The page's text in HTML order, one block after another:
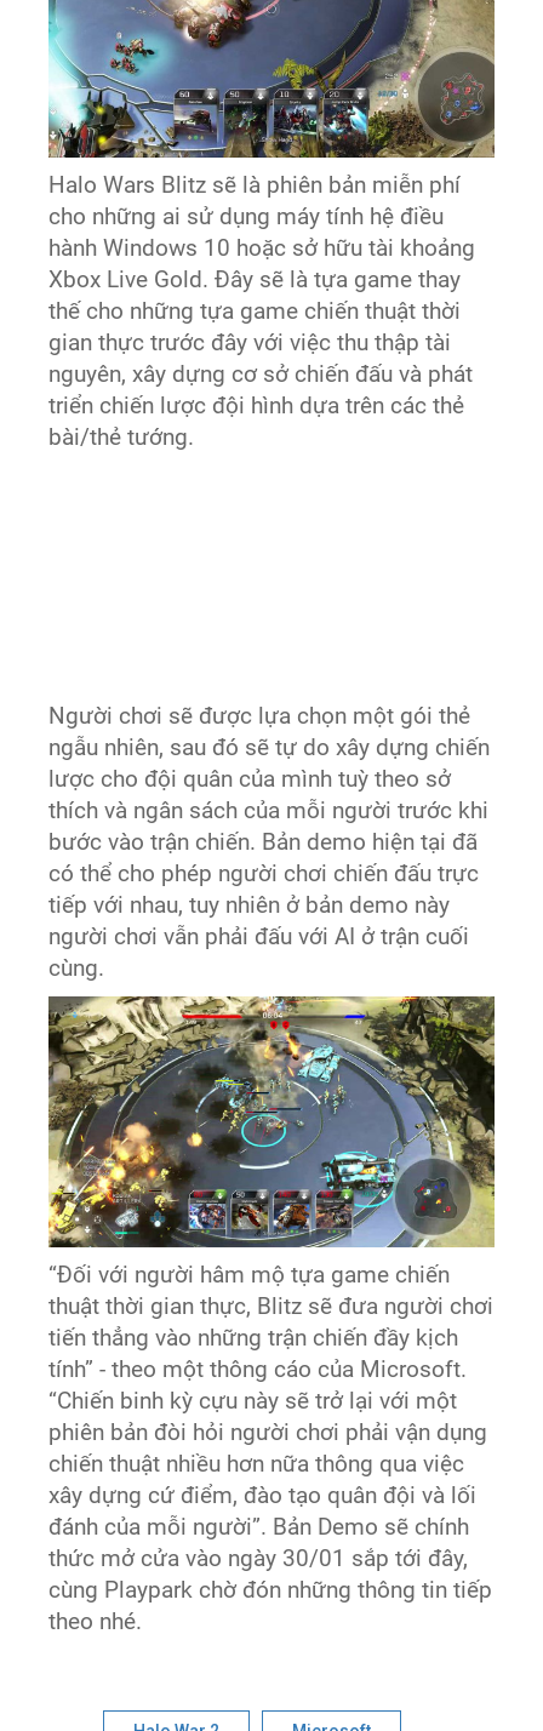
Halo Wars Blitz sẽ là phiên bản miễn phí
cho những ai sử dụng máy tính hệ điều
hành Windows 10 hoặc sở hữu tài khoảng
Xbox Live Gold. Đây sẽ là tựa game thay
thế cho những tựa game chiến thuật thời
gian thực trước đây với việc thu thập tài
nguyên, xây dựng cơ sở chiến đấu và phát
triển chiến lược đội hình dựa trên các thẻ
bài/thẻ tướng.
Người chơi sẽ được lựa chọn một gói thẻ
ngẫu nhiên, sau đó sẽ tự do xây dựng chiến
lược cho đội quân của mình tuỳ theo sở
thích và ngân sách của mỗi người trước khi
bước vào trận chiến. Bản demo hiện tại đã
có thể cho phép người chơi chiến đấu trực
tiếp với nhau, tuy nhiên ở bản demo này
người chơi vẫn phải đấu với AI ở trận cuối
cùng.
“Đối với người hâm mộ tựa game chiến
thuật thời gian thực, Blitz sẽ đưa người chơi
tiến thẳng vào những trận chiến đầy kịch
tính” - theo một thông cáo của Microsoft.
“Chiến binh kỳ cựu này sẽ trở lại với một
phiên bản đòi hỏi người chơi phải vận dụng
chiến thuật nhiều hơn nữa thông qua việc
xây dựng cứ điểm, đào tạo quân đội và lối
đánh của mỗi người”. Bản Demo sẽ chính
thức mở cửa vào ngày 30/01 sắp tới đây,
cùng Playpark chờ đón những thông tin tiếp
theo nhé.